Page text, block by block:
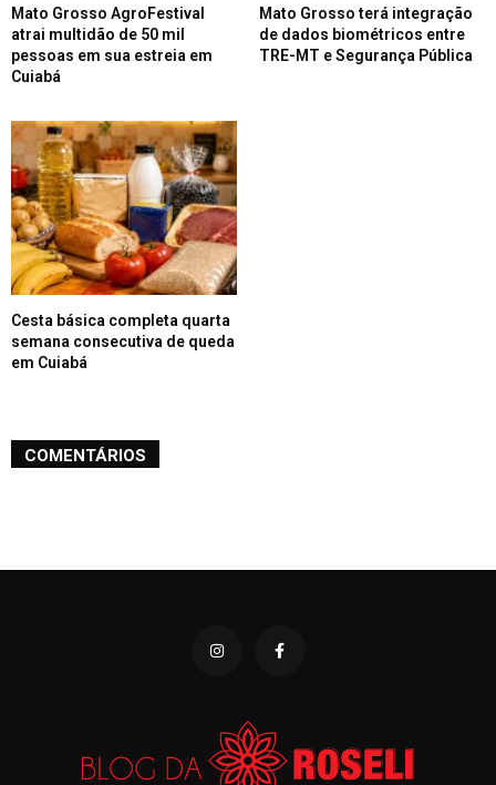
Mato Grosso AgroFestival
atrai multidão de 50 mil
pessoas em sua estreia em
Cuiabá
Mato Grosso terá integração
de dados biométricos entre
TRE-MT e Segurança Pública
Cesta básica completa quarta
semana consecutiva de queda
em Cuiabá
COMENTÁRIOS